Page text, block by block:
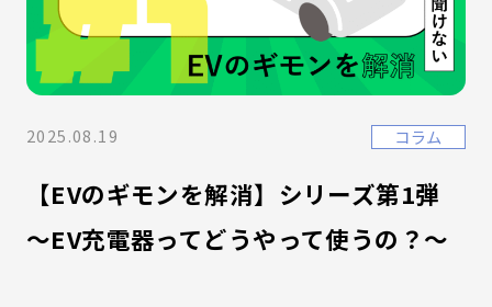
2025.08.19 コラム
【EVのギモンを解消】シリーズ第1弾
～EV充電器ってどうやって使うの？～